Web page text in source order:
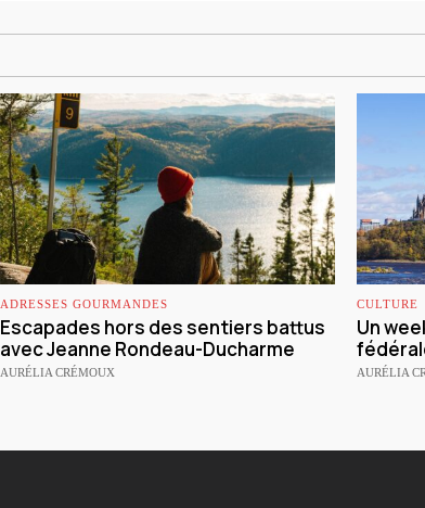
ADRESSES GOURMANDES
Escapades hors des sentiers battus
avec Jeanne Rondeau-Ducharme
AURÉLIA CRÉMOUX
CULTURE
Un
AURÉLIA